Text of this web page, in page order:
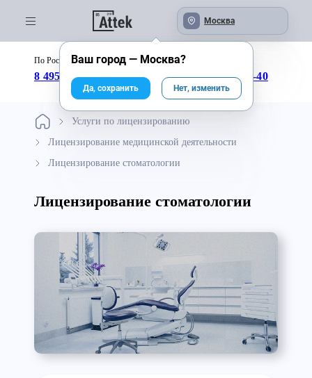
Москва
По России бесплатно:
8 495 246-04-43 8 800 333-25-40
Услуги по лицензированию
Лицензирование медицинской деятельности
Лицензирование стоматологии
Лицензирование стоматологии
Ваш город — Москва?
Да, сохранить Нет, изменить